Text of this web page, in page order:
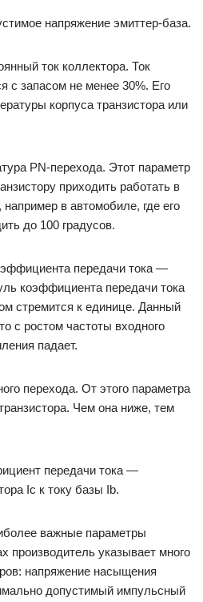
напряжение эмиттер-база.
ток коллектора. Ток
с запасом не менее 30%. Его
корпуса транзистора или
PN-перехода. Этот параметр
приходить работать в
в автомобиле, где его
до 100 градусов.
передачи тока —
коэффициента передачи тока
стремится к единице. Данный
с ростом частоты входного
падает.
перехода. От этого параметра
Чем она ниже, тем
передачи тока —
Iс к току базы Ib.
важные параметры
производитель указывает много
напряжение насыщения
допустимый импульсный